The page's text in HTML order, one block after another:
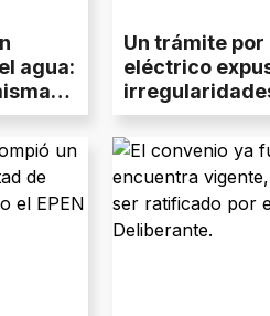
agua:
Un trámite
eléctrico
histórico club